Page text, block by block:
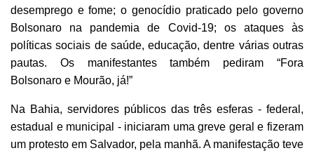
desemprego e fome; o genocídio praticado pelo governo
Bolsonaro na pandemia de Covid-19; os ataques às
políticas sociais de saúde, educação, dentre várias outras
pautas. Os manifestantes também pediram “Fora
Bolsonaro e Mourão, já!”
Na Bahia, servidores públicos das três esferas - federal,
estadual e municipal - iniciaram uma greve geral e fizeram
um protesto em Salvador, pela manhã. A manifestação teve